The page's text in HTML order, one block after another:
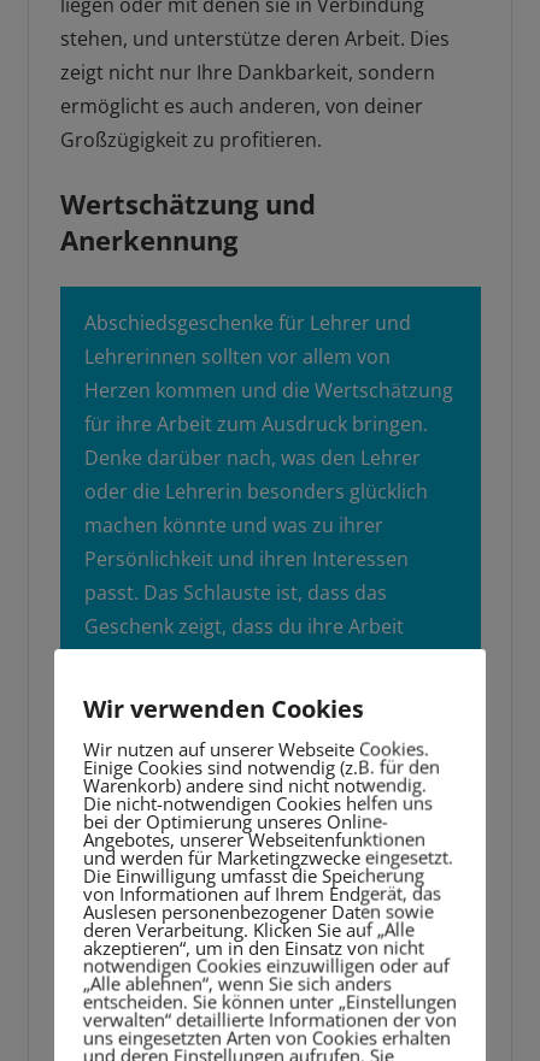
liegen oder mit denen sie in Verbindung
stehen, und unterstütze deren Arbeit. Dies
zeigt nicht nur Ihre Dankbarkeit, sondern
ermöglicht es auch anderen, von deiner
Großzügigkeit zu profitieren.
Wertschätzung und
Anerkennung
Abschiedsgeschenke für Lehrer und
Lehrerinnen sollten vor allem von
Herzen kommen und die Wertschätzung
für ihre Arbeit zum Ausdruck bringen.
Denke darüber nach, was den Lehrer
oder die Lehrerin besonders glücklich
machen könnte und was zu ihrer
Persönlichkeit und ihren Interessen
passt. Das Schlauste ist, dass das
Geschenk zeigt, dass du ihre Arbeit
Eindruck hinterlassen hast.
Mache diese Fehler bei
Abschiedsgeschenken bitte nicht!
Eltern können beim Auswahlprozess für
Abschiedsgeschenke für Lehrer und
Lehrerinnen manchmal Fehler machen. Hier
sind5 häufige Fehler, die vermieden werden
sollten:
Wir verwenden Cookies
Wir nutzen auf unserer Webseite Cookies.
Einige Cookies sind notwendig (z.B. für den
Warenkorb) andere sind nicht notwendig.
Die nicht-notwendigen Cookies helfen uns
bei der Optimierung unseres Online-
Angebotes, unserer Webseitenfunktionen
und werden für Marketingzwecke eingesetzt.
Die Einwilligung umfasst die Speicherung
von Informationen auf Ihrem Endgerät, das
Auslesen personenbezogener Daten sowie
deren Verarbeitung. Klicken Sie auf „Alle
akzeptieren“, um in den Einsatz von nicht
notwendigen Cookies einzuwilligen oder auf
„Alle ablehnen“, wenn Sie sich anders
entscheiden. Sie können unter „Einstellungen
verwalten“ detaillierte Informationen der von
uns eingesetzten Arten von Cookies erhalten
und deren Einstellungen aufrufen. Sie